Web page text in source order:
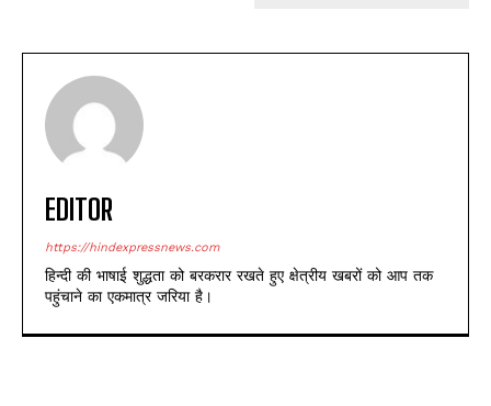
EDITOR
https://hindexpressnews.com
हिन्दी की भाषाई शुद्धता को बरकरार रखते हुए क्षेत्रीय खबरों को आप तक
पहुंचाने का एकमात्र जरिया है।